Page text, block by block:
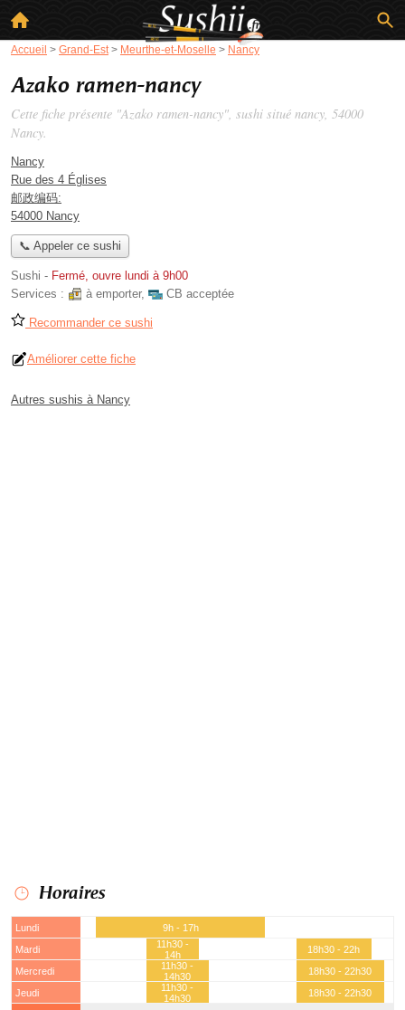
Accueil > Grand-Est > Meurthe-et-Moselle > Nancy
Azako ramen-nancy
Cette fiche présente "Azako ramen-nancy", sushi situé nancy, 54000
Nancy.
Nancy
Rue des 4 Églises
邮政编码:
54000 Nancy
📞 Appeler ce sushi
Sushi - Fermé, ouvre lundi à 9h00
Services :
à emporter, CB acceptée
Recommander ce sushi
Améliorer cette fiche
Autres sushis à Nancy
Horaires
Lundi
9h - 17h
Mardi
11h30 -
14h
18h30 - 22h
Mercredi
11h30 -
14h30
18h30 - 22h30
Jeudi
11h30 -
14h30
18h30 - 22h30